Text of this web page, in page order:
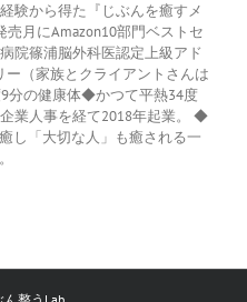
験から得た『じぶんを癒すメ
売月にAmazon10部門ベストセ
院篠浦脳外科医認定上級アド
（家族とクライアントさんは
分の健康体◆かつて平熱34度
業人事を経て2018年起業。 ◆
し「大切な人」も癒される一